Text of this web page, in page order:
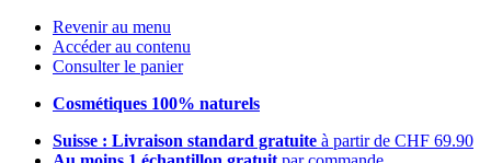
Revenir au menu
Accéder au contenu
Consulter le panier
Cosmétiques 100% naturels
Suisse : Livraison standard gratuite à partir de CHF 69.90